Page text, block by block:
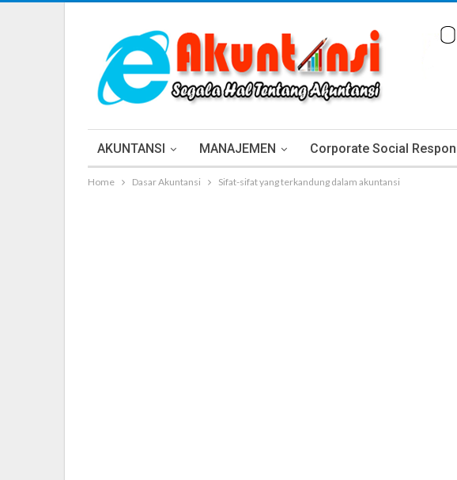
AKUNTANSI MANAJEMEN Corporate Social
Home Dasar Akuntansi Sifat-sifat yang terkandung dalam akuntansi